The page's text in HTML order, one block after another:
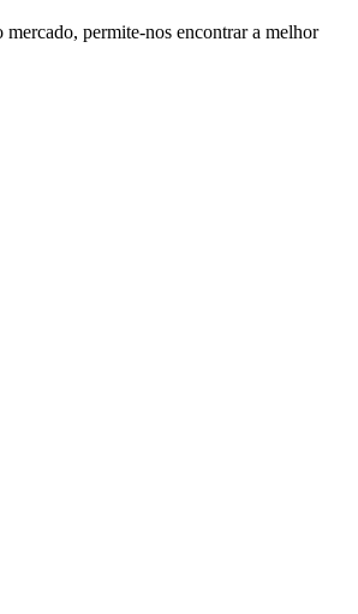
mercado, permite-nos encontrar a melhor